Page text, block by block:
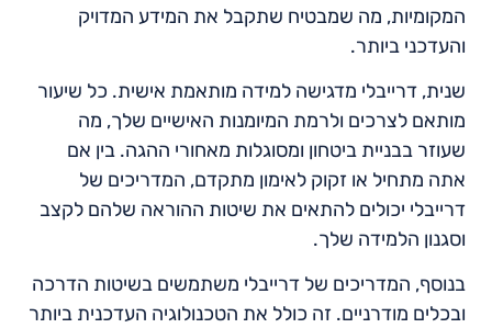
המקומיות, מה שמבטיח שתקבל את המידע המדויק
והעדכני ביותר.
שנית, דרייבלי מדגישה למידה מותאמת אישית. כל שיעור
מותאם לצרכים ולרמת המיומנות האישיים שלך, מה
שעוזר בבניית ביטחון ומסוגלות מאחורי ההגה. בין אם
אתה מתחיל או זקוק לאימון מתקדם, המדריכים של
דרייבלי יכולים להתאים את שיטות ההוראה שלהם לקצב
וסגנון הלמידה שלך.
בנוסף, המדריכים של דרייבלי משתמשים בשיטות הדרכה
ובכלים מודרניים. זה כולל את הטכנולוגיה העדכנית ביותר